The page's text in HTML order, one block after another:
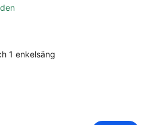
1 enkelsäng